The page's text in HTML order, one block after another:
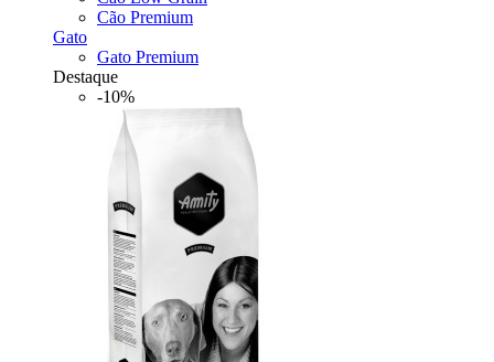
Cão Premium
Gato
Gato Premium
Destaque
-10%